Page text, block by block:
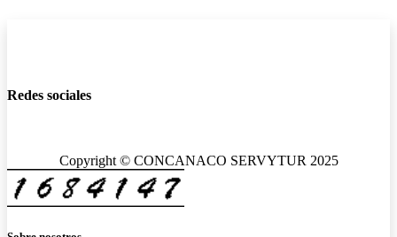
Redes sociales
Copyright © CONCANACO SERVYTUR 2025